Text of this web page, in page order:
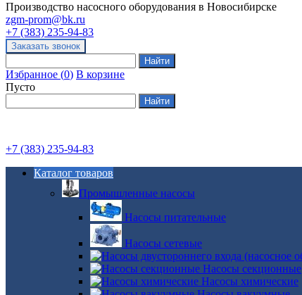
Производство насосного оборудования в Новосибирске
zgm-prom@bk.ru
+7 (383) 235-94-83
Избранное (0) В корзине
Пусто
+7 (383) 235-94-83
Каталог товаров
Промышленные насосы
Насосы питательные
Насосы сетевые
Насосы секционные
Насосы химические